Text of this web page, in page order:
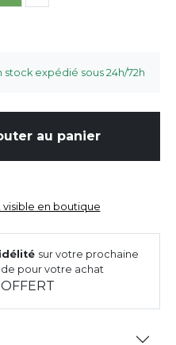
stock expédié sous 24h/72h
au panier
visible en boutique
sur votre prochaine
pour votre achat
OFFERT